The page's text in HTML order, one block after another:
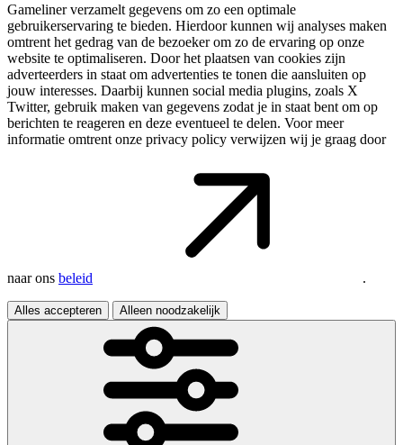
Gameliner verzamelt gegevens om zo een optimale
gebruikerservaring te bieden. Hierdoor kunnen wij analyses maken
omtrent het gedrag van de bezoeker om zo de ervaring op onze
website te optimaliseren. Door het plaatsen van cookies zijn
adverteerders in staat om advertenties te tonen die aansluiten op
jouw interesses. Daarbij kunnen social media plugins, zoals X
Twitter, gebruik maken van gegevens zodat je in staat bent om op
berichten te reageren en deze eventueel te delen. Voor meer
informatie omtrent onze privacy policy verwijzen wij je graag door
naar ons beleid .
Alles accepteren Alleen noodzakelijk